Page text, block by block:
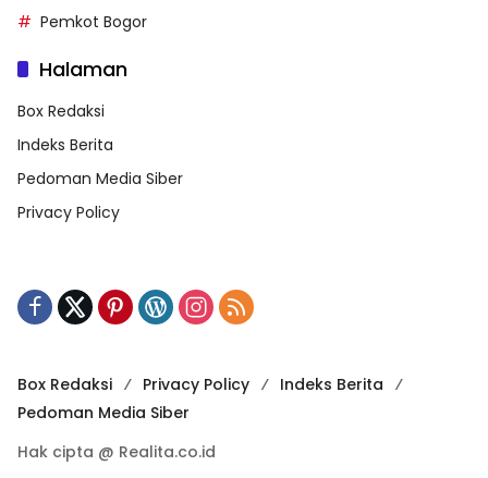
Pemkot Bogor
Halaman
Box Redaksi
Indeks Berita
Pedoman Media Siber
Privacy Policy
Box Redaksi Privacy Policy
Indeks Berita
Pedoman Media Siber
Hak cipta @ Realita.co.id